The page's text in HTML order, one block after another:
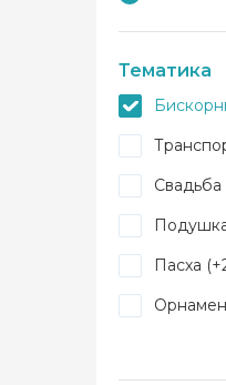
Тематика
Свадьба
Пасха
Новый